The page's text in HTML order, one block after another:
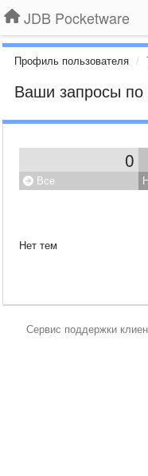
JDB Pocketware
Профиль пользователя
Ваши запросы по
0
Все
Нет тем
Сервис поддержки